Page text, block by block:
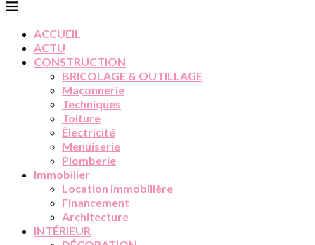
ACCUEIL
ACTU
CONSTRUCTION
BRICOLAGE & OUTILLAGE
Maçonnerie
Techniques
Toiture
Électricité
Menuiserie
Plomberie
Immobilier
Location immobilière
Financement
Architecture
INTÉRIEUR